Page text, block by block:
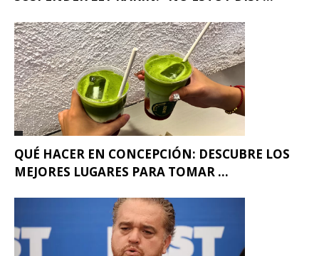
QUÉ HACER EN CONCEPCIÓN: DESCUBRE LOS
MEJORES LUGARES PARA TOMAR ...